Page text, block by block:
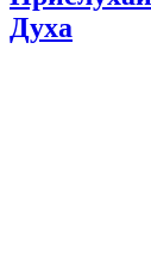
Духа